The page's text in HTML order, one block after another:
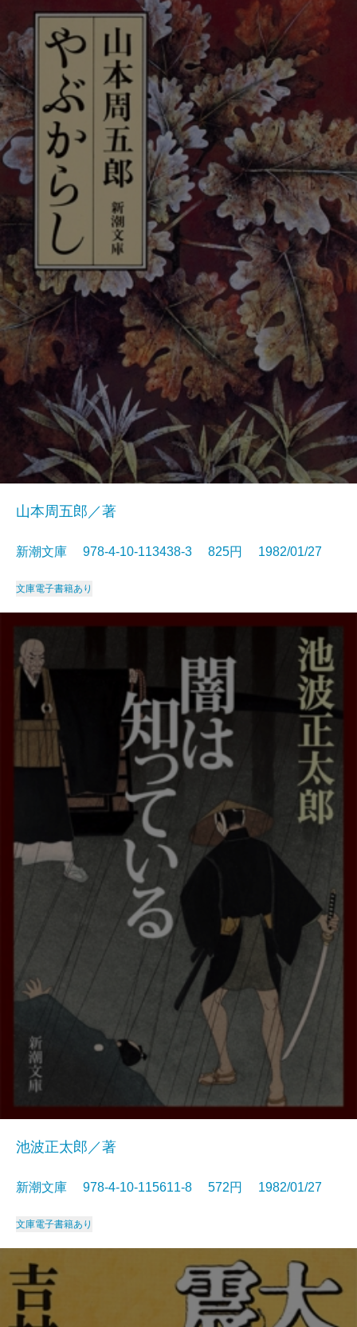
山本周五郎／著
新潮文庫 978-4-10-113438-3 825円 1982/01/27
文庫電子書籍あり
池波正太郎／著
新潮文庫 978-4-10-115611-8 572円 1982/01/27
文庫電子書籍あり